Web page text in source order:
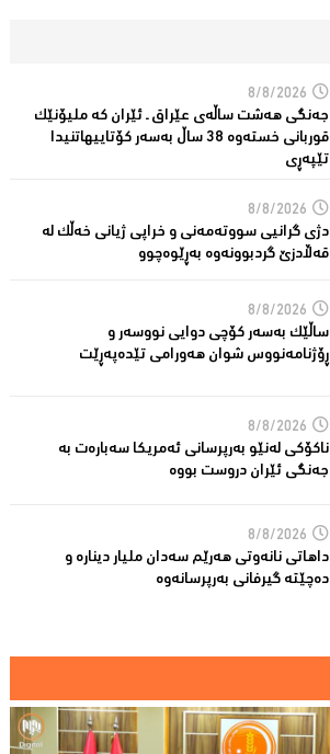
8/8/2026
جەنگی هەشت ساڵەی عێراق ـ ئێران کە ملیۆنێک
قوربانى خستەوە 38 ساڵ بەسەر كۆتاییهاتنیدا
تێپەڕى
8/8/2026
دژی گرانیی سووتەمەنی و خراپی ژیانی خەڵك لە
قەڵادزێ‌ گردبوونەوە بەڕێوەچوو
8/8/2026
ساڵێك بەسەر كۆچی دوایی نووسەر و
ڕۆژنامەنووس شوان هەورامی تێدەپەڕێت
8/8/2026
ناكۆكی لەنێو بەرپرسانى ئەمریكا سەبارەت بە
جەنگی ئێران دروست بووە
8/8/2026
داهاتی نانەوتی هەرێم سەدان ملیار دینارە و
دەچێتە گیرفانی بەرپرسانەوە